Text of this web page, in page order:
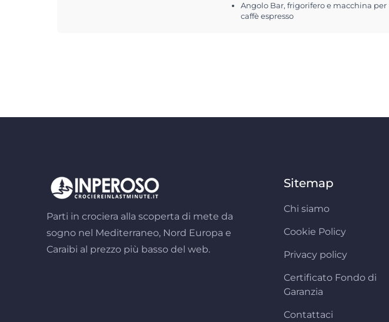
Angolo Bar, frigorifero e macchina per
caffè espresso
Parti in crociera alla scoperta di mete da
sogno nel Mediterraneo, Nord Europa e
Caraibi al prezzo più basso del web.
Sitemap
Chi siamo
Cookie Policy
Privacy policy
Certificato Fondo di
Garanzia
Contattaci